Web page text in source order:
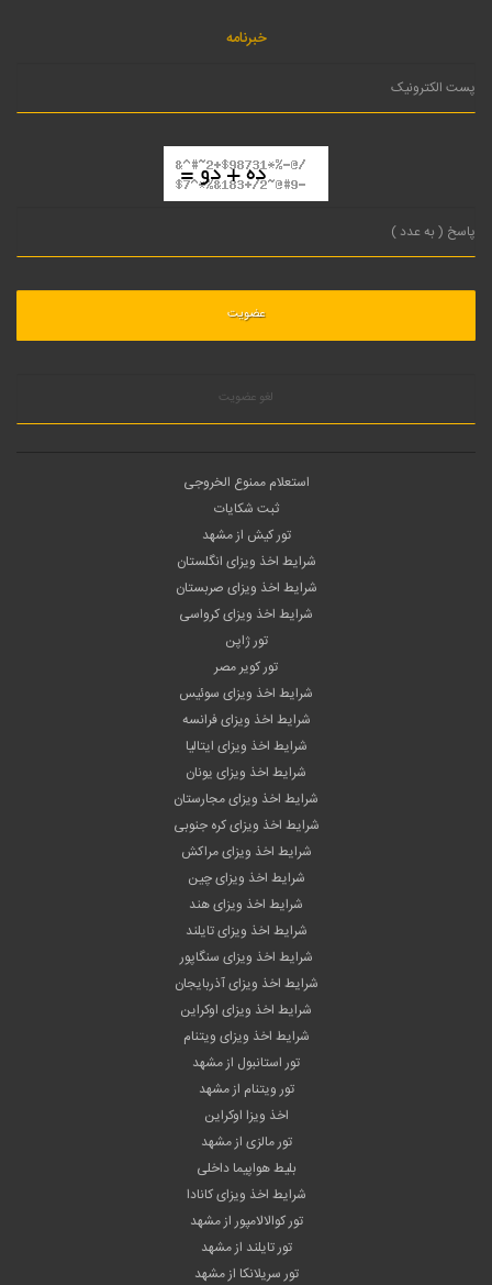
خبرنامه
لغو عضویت
استعلام ممنوع الخروجی
ثبت شکایات
تور کیش از مشهد
شرایط اخذ ویزای انگلستان
شرایط اخذ ویزای صربستان
شرایط اخذ ویزای کرواسی
تور ژاپن
تور کویر مصر
شرایط اخذ ویزای سوئیس
شرایط اخذ ویزای فرانسه
شرایط اخذ ویزای ایتالیا
شرایط اخذ ویزای یونان
شرایط اخذ ویزای مجارستان
شرایط اخذ ویزای کره جنوبی
شرایط اخذ ویزای مراکش
شرایط اخذ ویزای چین
شرایط اخذ ویزای هند
شرایط اخذ ویزای تایلند
شرایط اخذ ویزای سنگاپور
شرایط اخذ ویزای آذربایجان
شرایط اخذ ویزای اوکراین
شرایط اخذ ویزای ویتنام
تور استانبول از مشهد
تور ویتنام از مشهد
اخذ ویزا اوکراین
تور مالزی از مشهد
بلیط هواپیما داخلی
شرایط اخذ ویزای کانادا
تور کوالالامپور از مشهد
تور تایلند از مشهد
تور سریلانکا از مشهد